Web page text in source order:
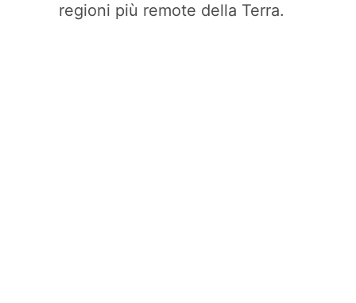
regioni più remote della Terra.